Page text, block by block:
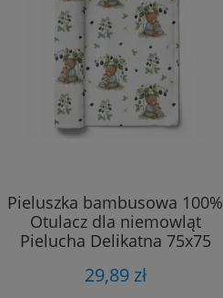
Pieluszka bambusowa 100%
Otulacz dla niemowląt
Pielucha Delikatna 75x75
29,89 zł